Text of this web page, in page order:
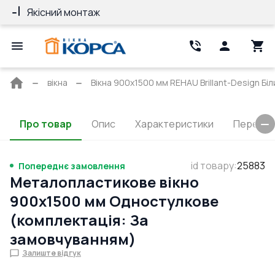
Якісний монтаж
Головна
вікна Вікна 900x1500 мм REHAU Brillant-Design
Про товар Опис Характеристики
Попереднє замовлення id товару:25883
Металопластикове вікно
900x1500 мм Одностулкове
(комплектація: За
замовчуванням)
Залиште відгук